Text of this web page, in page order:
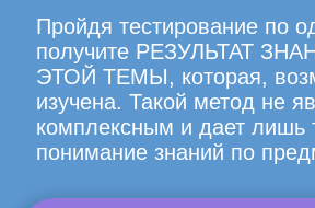
Пройдя тестирование по
получите РЕЗУЛЬТАТ
ЭТОЙ ТЕМЫ, которая,
изучена. Такой метод не
комплексным и дает лишь
понимание знаний по